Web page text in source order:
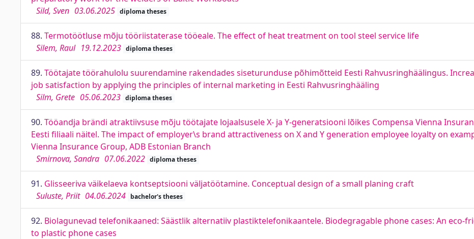
Sild, Sven 03.06.2025 diploma theses
88. Termotöötluse mõju tööriistaterase tööeale. The effect of heat treatment on tool steel service life
Silem, Raul 19.12.2023 diploma theses
89. Töötajate töörahulolu suurendamine rakendades siseturunduse põhimõtteid Eesti Rahvusringhäälingus.
job satisfaction by applying the principles of internal marketing in Eesti Rahvusringhääling
Silm, Grete 05.06.2023 diploma theses
90. Tööandja brändi atraktiivsuse mõju töötajate lojaalsusele X- ja Y-generatsiooni lõikes Compensa Vienna
Eesti filiaali näitel. The impact of employer\s brand attractiveness on X and Y generation employee loyalty on
Vienna Insurance Group, ADB Estonian Branch
Smirnova, Sandra 07.06.2022 diploma theses
91. Glisseeriva väikelaeva kontseptsiooni väljatöötamine. Conceptual design of a small planing craft
Suluste, Priit 04.06.2024 bachelor's theses
92. Biolagunevad telefonikaaned: Säästlik alternatiiv plastiktelefonikaantele. Biodegragable phone cases: An eco-
to plastic phone cases